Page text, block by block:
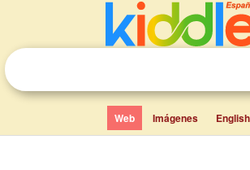
Web Imágenes English